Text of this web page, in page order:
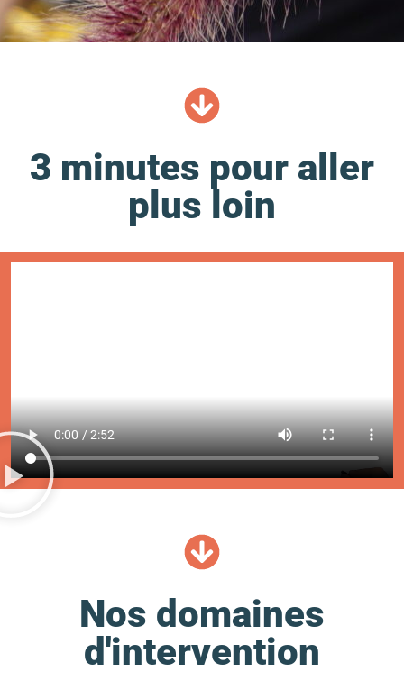
3 minutes pour aller
plus loin
Nos domaines
d'intervention